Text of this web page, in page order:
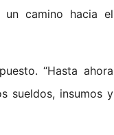
un camino hacia el
“Hasta ahora
sueldos, insumos y